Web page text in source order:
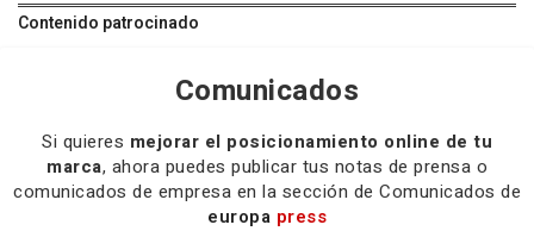
Contenido patrocinado
Comunicados
Si quieres mejorar el posicionamiento online de tu
marca, ahora puedes publicar tus notas de prensa o
comunicados de empresa en la sección de Comunicados de
europa press